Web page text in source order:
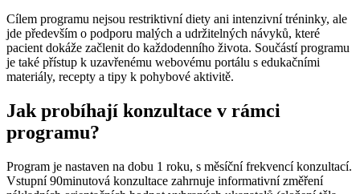
Cílem programu nejsou restriktivní diety ani intenzivní tréninky, ale
jde především o podporu malých a udržitelných návyků, které
pacient dokáže začlenit do každodenního života. Součástí programu
je také přístup k uzavřenému webovému portálu s edukačními
materiály, recepty a tipy k pohybové aktivitě.
Jak probíhají konzultace v rámci
programu?
Program je nastaven na dobu 1 roku, s měsíční frekvencí konzultací.
Vstupní 90minutová konzultace zahrnuje informativní změření